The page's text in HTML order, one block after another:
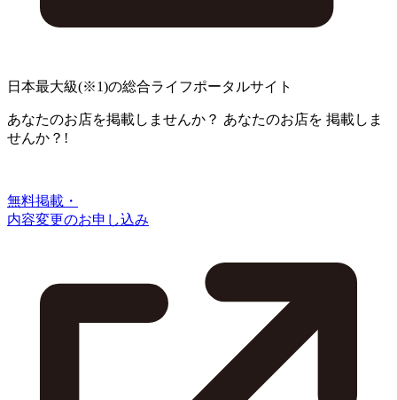
日本最大級(※1)の総合ライフポータルサイト
あなたのお店を掲載しませんか？ あなたのお店を 掲載しま
せんか？!
無料掲載・
内容変更のお申し込み